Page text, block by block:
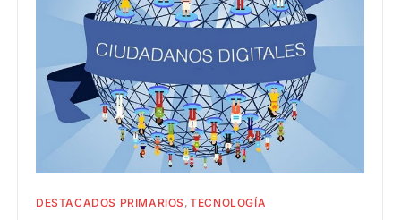
DESTACADOS PRIMARIOS TECNOLOGÍA